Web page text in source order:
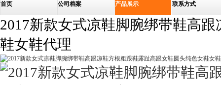
首页 公司档案 产品展示 联系方式
2017新款女式凉鞋脚腕绑带鞋高
鞋女鞋代理